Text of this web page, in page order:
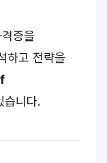
증을
하고 전략을
습니다.